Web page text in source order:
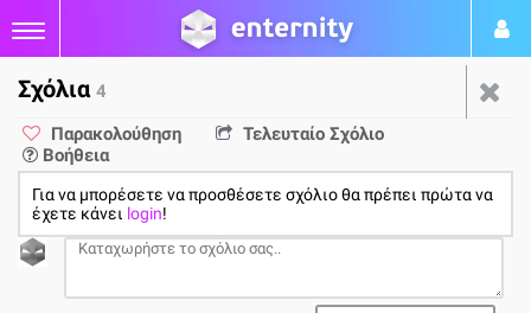
Φήμη: To Bloodborne
Remaster θα ανακοινωθεί
στο προσεχές State of Play
της Sony
Σχόλια 4
Παρακολούθηση
Τελευταίο Σχόλιο
Βοήθεια
Για να μπορέσετε να προσθέσετε σχόλιο θα πρέπει πρώτα να
έχετε κάνει login!